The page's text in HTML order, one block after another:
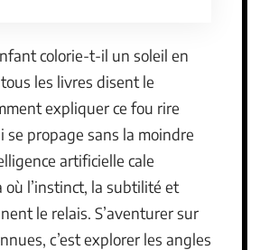
colorie-t-il un soleil en
les livres disent le
expliquer ce fou rire
se propage sans la moindre
artificielle cale
où l’instinct, la subtilité et
le relais. S’aventurer sur
c’est explorer les angles